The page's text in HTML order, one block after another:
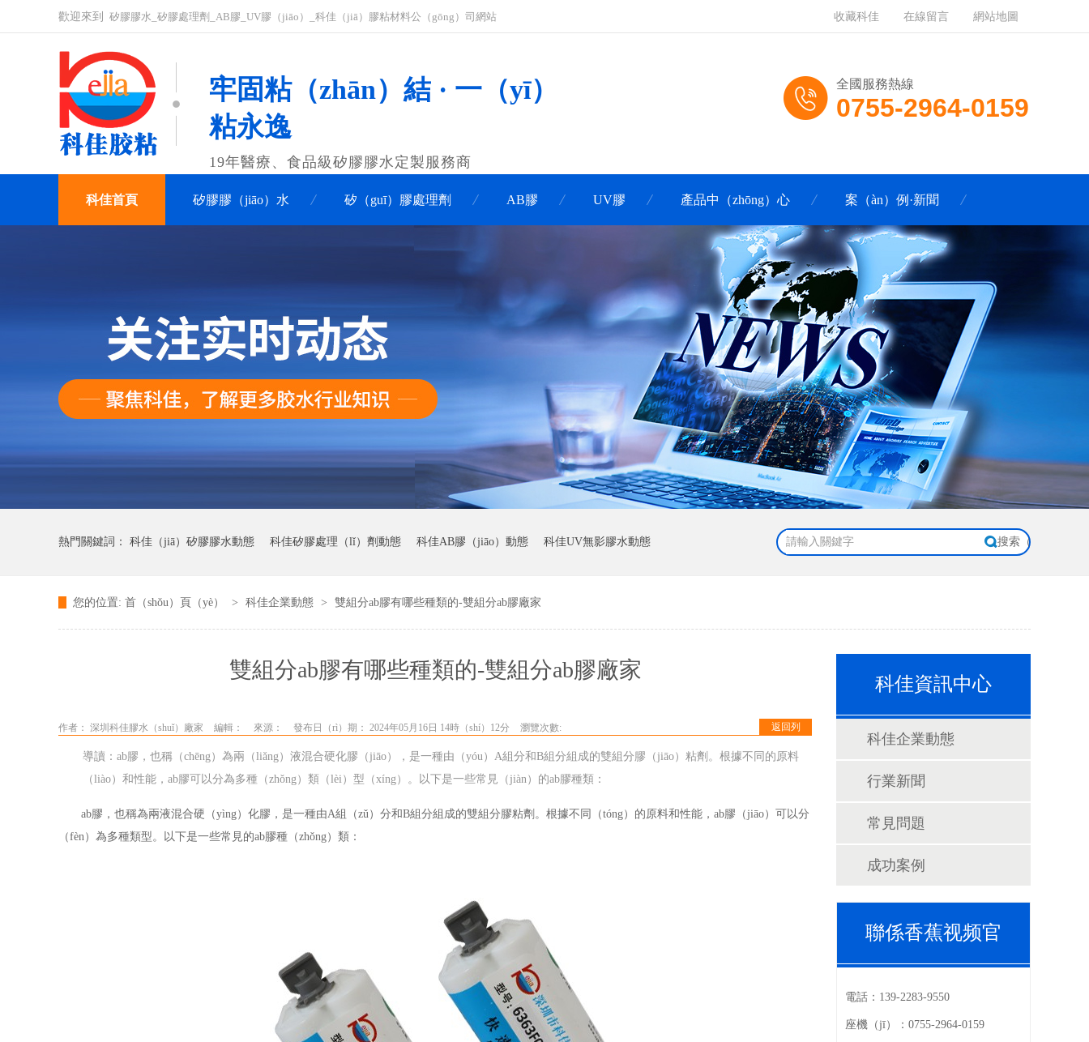
歡迎來到 矽膠膠水_矽膠處理劑_AB膠_UV膠（jiāo）_科佳（jiā）膠粘材料公（gōng）司網站 收藏科佳 在線留言 網站地圖
牢固粘（zhān）結 · 一（yī）
粘永逸
19年醫療、食品級矽膠膠水定製服務商
全國服務熱線
0755-2964-0159
科佳首頁 矽膠膠（jiāo）水 矽（guī）膠處理劑 AB膠 UV膠 產品中（zhōng）心 案（àn）例·新聞
熱門關鍵詞： 科佳（jiā）矽膠膠水動態 科佳矽膠處理（lǐ）劑動態 科佳AB膠（jiāo）動態 科佳UV無影膠水動態
科佳快幹膠動態
您的位置: 首（shǒu）頁（yè） > 科佳企業動態 > 雙組分ab膠有哪些種類的-雙組分ab膠廠家
雙組分ab膠有哪些種類的-雙組分ab膠廠家
返回列
作者： 深圳科佳膠水（shuǐ）廠家 編輯： 來源： 發布日（rì）期： 2024年05月16日 14時（shí）12分 瀏覽次數:
導讀：ab膠，也稱（chēng）為兩（liǎng）液混合硬化膠（jiāo），是一種由（yóu）A組分和B組分組成的雙組分膠（jiāo）粘劑。根據不同的原料
（liào）和性能，ab膠可以分為多種（zhǒng）類（lèi）型（xíng）。以下是一些常見（jiàn）的ab膠種類：
ab膠，也稱為兩液混合硬（yìng）化膠，是一種由A組（zǔ）分和B組分組成的雙組分膠粘劑。根據不同（tóng）的原料和性能， ab膠（jiāo）可以分
（fèn）為多種類型。以下是一些常見的ab膠種（zhǒng）類：
科佳資訊中心
科佳企業動態
行業新聞
常見問題
成功案例
聯係香蕉视频官
（men）
電話： 139-2283-9550
座機（jī）： 0755-2964-0159